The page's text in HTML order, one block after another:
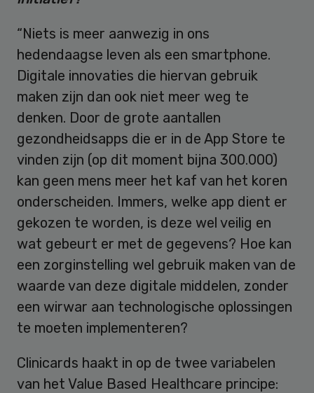
“Niets is meer aanwezig in ons
hedendaagse leven als een smartphone.
Digitale innovaties die hiervan gebruik
maken zijn dan ook niet meer weg te
denken. Door de grote aantallen
gezondheidsapps die er in de App Store te
vinden zijn (op dit moment bijna 300.000)
kan geen mens meer het kaf van het koren
onderscheiden. Immers, welke app dient er
gekozen te worden, is deze wel veilig en
wat gebeurt er met de gegevens? Hoe kan
een zorginstelling wel gebruik maken van de
waarde van deze digitale middelen, zonder
een wirwar aan technologische oplossingen
te moeten implementeren?
Clinicards haakt in op de twee variabelen
van het Value Based Healthcare principe: